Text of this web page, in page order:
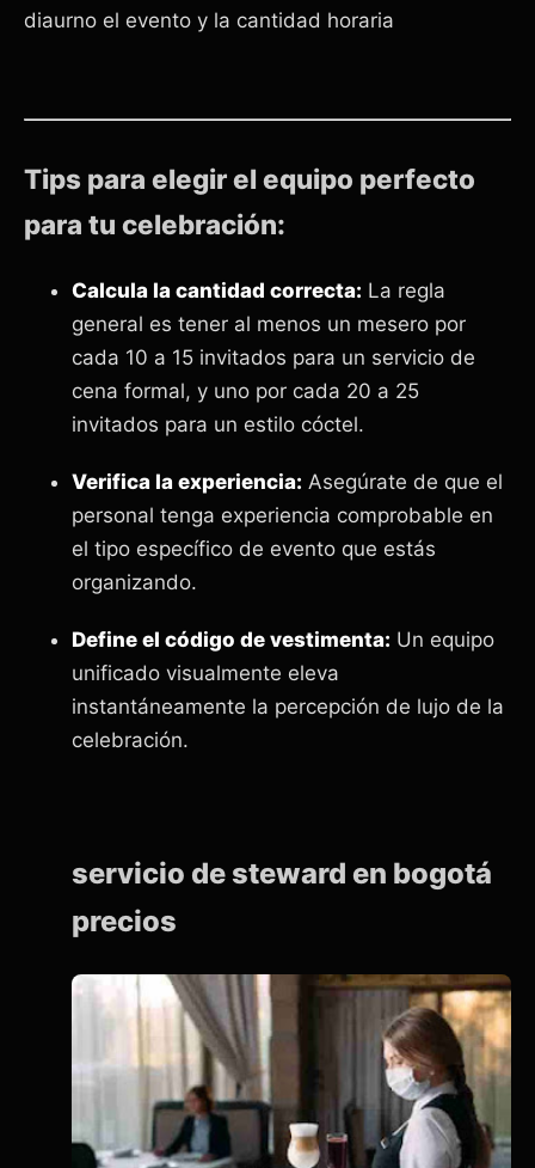
diaurno el evento y la cantidad horaria
Tips para elegir el equipo perfecto
para tu celebración:
Calcula la cantidad correcta: La regla
general es tener al menos un mesero por
cada 10 a 15 invitados para un servicio de
cena formal, y uno por cada 20 a 25
invitados para un estilo cóctel.
Verifica la experiencia: Asegúrate de que el
personal tenga experiencia comprobable en
el tipo específico de evento que estás
organizando.
Define el código de vestimenta: Un equipo
unificado visualmente eleva
instantáneamente la percepción de lujo de la
celebración.
servicio de steward en bogotá
precios